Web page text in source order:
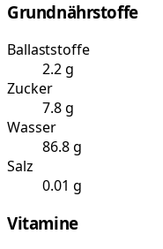
Grundnährstoffe
Ballaststoffe
2.2 g
Zucker
7.8 g
Wasser
86.8 g
Salz
0.01 g
Vitamine